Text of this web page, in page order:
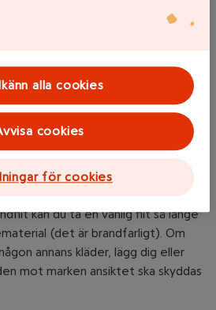
beror på vad som brinner. Du ska
och en brandfilt nära till
släcka mindre bränder och den
ytor som spisen. Kväv elden
tryck med händerna ovanpå
kan du ta en vanlig filt så länge
(det är brandfarligt). Om
annans kläder, lägg dig eller
mot marken ansiktet ska skyddas
cookies
alla cookies
för cookies